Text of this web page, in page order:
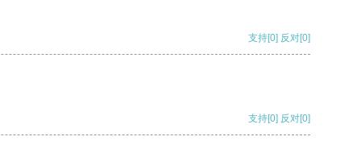
支持[0] 反对[0]
支持[0] 反对[0]